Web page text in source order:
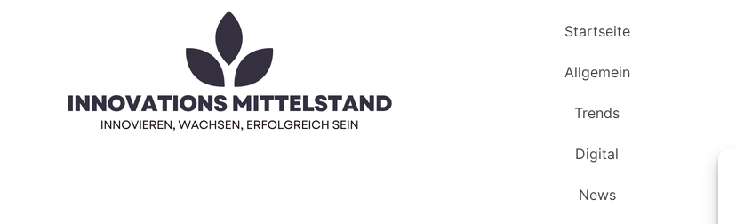
Startseite
Allgemein
Trends
Digital
News